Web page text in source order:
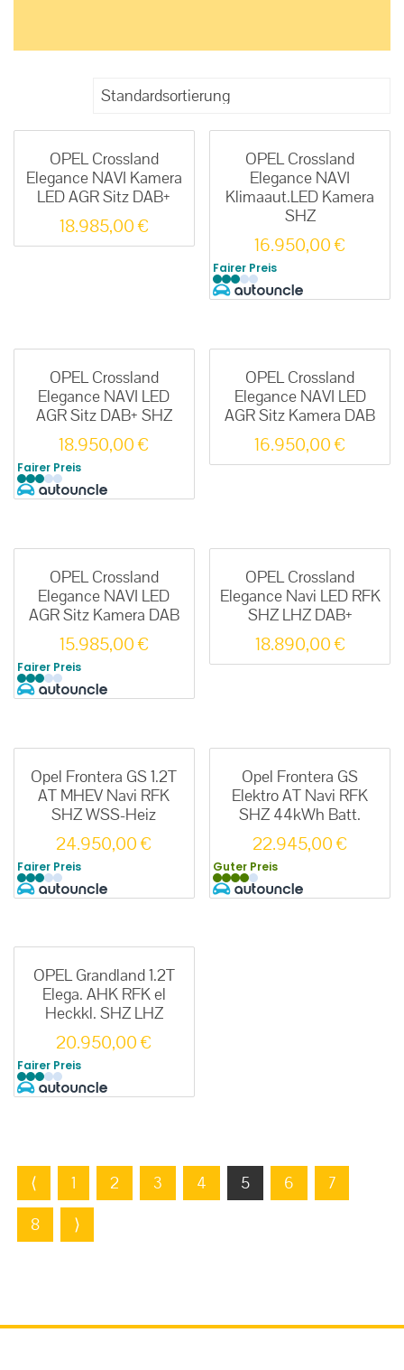
OPEL Crossland
Elegance NAVI Kamera
LED AGR Sitz DAB+
18.985,00€
OPEL Crossland
Elegance NAVI
Klimaaut.LED Kamera
SHZ
16.950,00€
Fairer Preis
OPEL Crossland
Elegance NAVI LED
AGR Sitz DAB+ SHZ
18.950,00€
Fairer Preis
OPEL Crossland
Elegance NAVI LED
AGR Sitz Kamera DAB
16.950,00€
OPEL Crossland
Elegance NAVI LED
AGR Sitz Kamera DAB
15.985,00€
Fairer Preis
OPEL Crossland
Elegance Navi LED RFK
SHZ LHZ DAB+
18.890,00€
Opel Frontera GS 1.2T
AT MHEV Navi RFK
SHZ WSS-Heiz
24.950,00€
Fairer Preis
Opel Frontera GS
Elektro AT Navi RFK
SHZ 44kWh Batt.
22.945,00€
Guter Preis
OPEL Grandland 1.2T
Elega. AHK RFK el
Heckkl. SHZ LHZ
20.950,00€
Fairer Preis
⟨ 1 2 3 4 5 6
7
8
⟩